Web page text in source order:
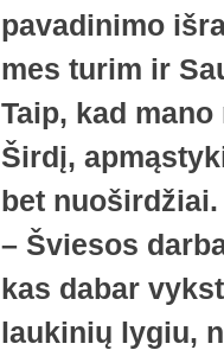
pavadinimo
mes turim ir
Taip, kad
Širdį,
bet
– Šviesos
kas dabar
laukinių lygiu,